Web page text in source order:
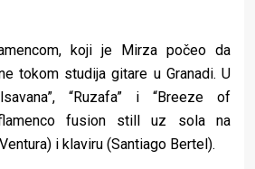
koji je Mirza počeo da
tokom studija gitare u Granadi. U
“Ruzafa” i “Breeze of
fusion still uz sola na
i klaviru (Santiago Bertel).